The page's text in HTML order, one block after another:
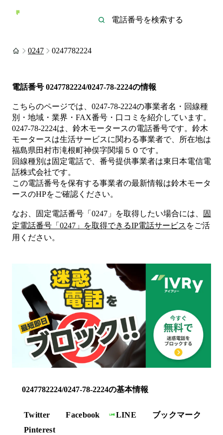
0247 0247782224
電話番号 0247782224/0247-78-2224の情報
こちらのページでは、 0247-78-2224の事業者名・回線種
別・地域・業界・FAX番号・口コミを紹介しています。
0247-78-2224は、 鈴木モータースの電話番号です。 鈴木
モータースは生活サービスに関わる事業者で、所在地は
福島県田村市滝根町神俣字関場５０ です。
回線種別は固定電話で、番号提供事業者は東日本電信電
話株式会社です。
この電話番号を保有する事業者の最新情報は鈴木モータ
ースのHPをご確認ください。
なお、固定電話番号「 0247 」を取得したい場合には、
固
定電話番号「 0247 」を取得できるIP電話サービス をご活
用ください。
0247782224/0247-78-2224の基本情報
Twitter Facebook LINE
ブックマーク
Pinterest